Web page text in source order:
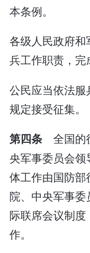
本条例。
各级人民政府
兵工作职责，完
公民应当依法
规定接受征集。
第四条 全国的
央军事委员会
体工作由国防
院、中央军事
际联席会议制
作。